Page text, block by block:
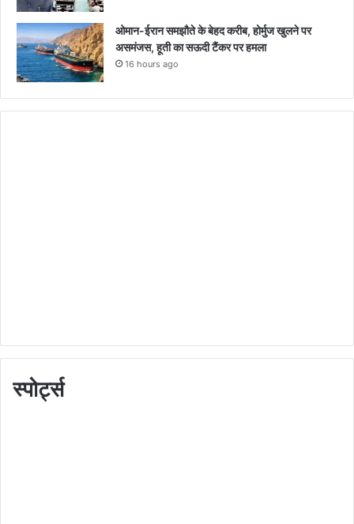
ओमान-ईरान समझौते के बेहद करीब, होर्मुज खुलने पर
असमंजस, हूती का सऊदी टैंकर पर हमला
16 hours ago
स्पोर्ट्स